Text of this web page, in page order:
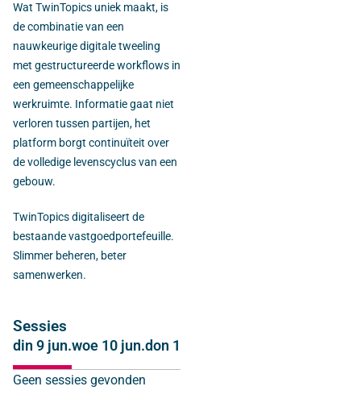
Wat TwinTopics uniek maakt, is
de combinatie van een
nauwkeurige digitale tweeling
met gestructureerde workflows in
een gemeenschappelijke
werkruimte. Informatie gaat niet
verloren tussen partijen, het
platform borgt continuïteit over
de volledige levenscyclus van een
gebouw.
TwinTopics digitaliseert de
bestaande vastgoedportefeuille.
Slimmer beheren, beter
samenwerken.
Sessies
din 9 jun.woe 10 jun.don 11 jun.
Geen sessies gevonden